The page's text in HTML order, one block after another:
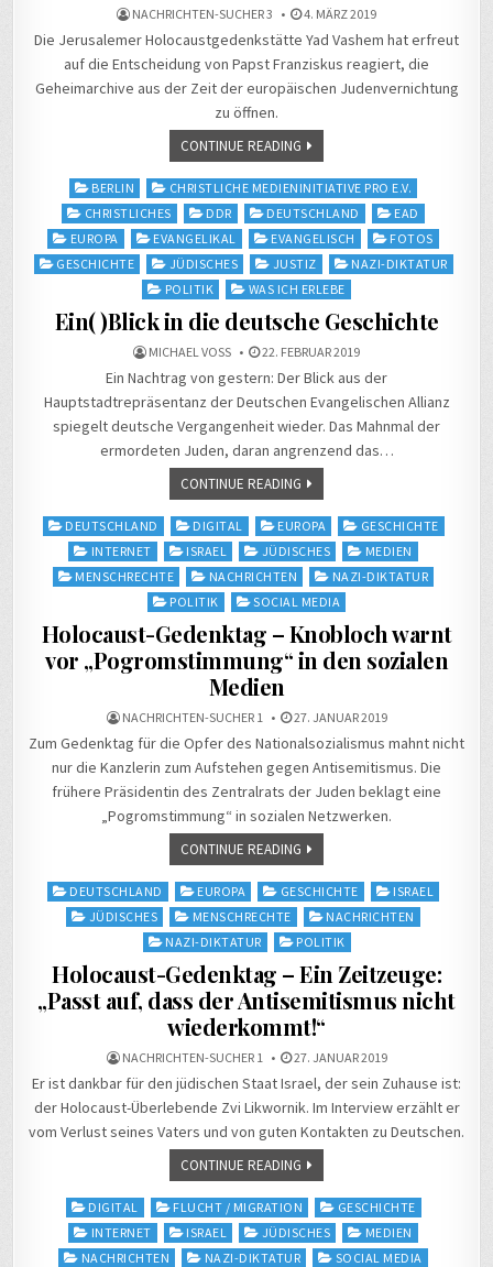
NACHRICHTEN-SUCHER 3 4. MÄRZ 2019
Die Jerusalemer Holocaustgedenkstätte Yad Vashem hat erfreut
auf die Entscheidung von Papst Franziskus reagiert, die
Geheimarchive aus der Zeit der europäischen Judenvernichtung
zu öffnen.
CONTINUE READING
Posted
in
BERLIN
CHRISTLICHE MEDIENINITIATIVE PRO E.V.
CHRISTLICHES
DDR DEUTSCHLAND
EAD
EUROPA
EVANGELIKAL EVANGELISCH
FOTOS
GESCHICHTE
JÜDISCHES JUSTIZ
NAZI-DIKTATUR
POLITIK
WAS ICH ERLEBE
Ein( )Blick in die deutsche Geschichte
MICHAEL VOSS 22. FEBRUAR 2019
Ein Nachtrag von gestern: Der Blick aus der
Hauptstadtrepräsentanz der Deutschen Evangelischen Allianz
spiegelt deutsche Vergangenheit wieder. Das Mahnmal der
ermordeten Juden, daran angrenzend das…
CONTINUE READING
Posted
DEUTSCHLAND DIGITAL EUROPA
GESCHICHTE
INTERNET
ISRAEL JÜDISCHES
MEDIEN
MENSCHRECHTE
NACHRICHTEN
NAZI-DIKTATUR
POLITIK
SOCIAL MEDIA
Holocaust-Gedenktag – Knobloch warnt
vor „Pogromstimmung“ in den sozialen
Medien
NACHRICHTEN-SUCHER 1 27. JANUAR 2019
Zum Gedenktag für die Opfer des Nationalsozialismus mahnt nicht
nur die Kanzlerin zum Aufstehen gegen Antisemitismus. Die
frühere Präsidentin des Zentralrats der Juden beklagt eine
„Pogromstimmung“ in sozialen Netzwerken.
CONTINUE READING
Posted
DEUTSCHLAND EUROPA GESCHICHTE
ISRAEL
JÜDISCHES
MENSCHRECHTE
NACHRICHTEN
NAZI-DIKTATUR
POLITIK
Holocaust-Gedenktag – Ein Zeitzeuge:
„Passt auf, dass der Antisemitismus nicht
wiederkommt!“
NACHRICHTEN-SUCHER 1 27. JANUAR 2019
Er ist dankbar für den jüdischen Staat Israel, der sein Zuhause ist:
der Holocaust-Überlebende Zvi Likwornik. Im Interview erzählt er
vom Verlust seines Vaters und von guten Kontakten zu Deutschen.
CONTINUE READING
Posted
in
DIGITAL FLUCHT / MIGRATION
GESCHICHTE
INTERNET
ISRAEL JÜDISCHES
MEDIEN
NACHRICHTEN
NAZI-DIKTATUR SOCIAL MEDIA